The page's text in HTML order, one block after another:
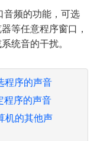
音频的功能，可选
等任意程序窗口，
统音的干扰。
程序的声音
程序的声音
机的其他声